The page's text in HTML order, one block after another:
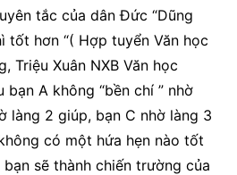
tắc của dân Đức “Dũng
tốt hơn “( Hợp tuyển Văn học
Triệu Xuân NXB Văn học
A không “bền chí ” nhờ
làng 2 giúp, bạn C nhờ làng 3
có một hứa hẹn nào tốt
sẽ thành chiến trường của